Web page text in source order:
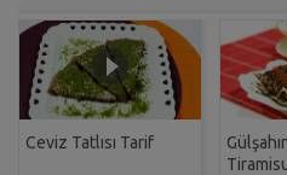
Ceviz Tatlısı Tarif